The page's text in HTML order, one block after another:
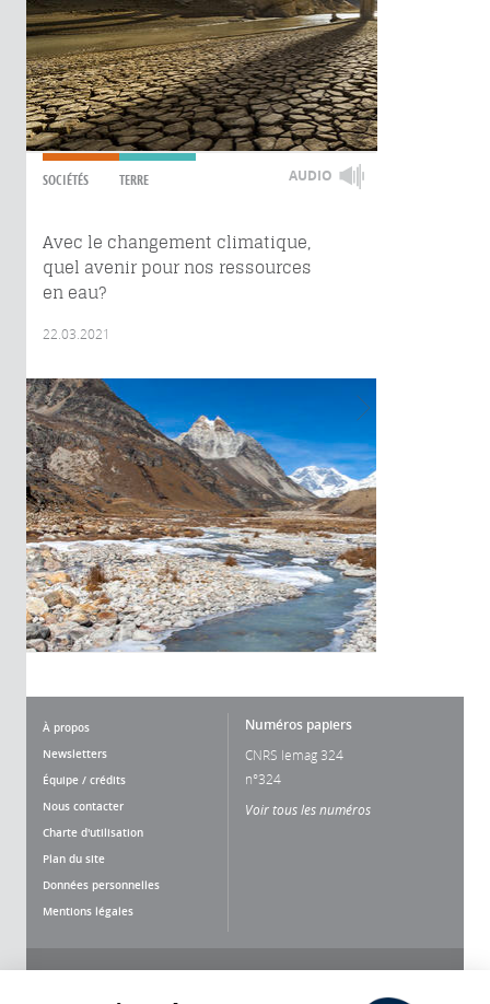
SOCIÉTÉS TERRE AUDIO
Avec le changement climatique,
quel avenir pour nos ressources
en eau?
22.03.2021
À propos
Newsletters
Équipe / crédits
Nous contacter
Charte d'utilisation
Plan du site
Données personnelles
Mentions légales
Numéros papiers
CNRS lemag 324
n°324
Voir tous les numéros